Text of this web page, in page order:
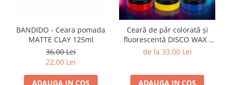
BANDIDO - Ceara pomada
MATTE CLAY 125ml
36,00 Lei
22,00 Lei
ADAUGA IN COS
Ceară de păr colorată și
fluorescentă DISCO WAX -
ALBASTRĂ
de la 33,00 Lei
ADAUGA IN COS